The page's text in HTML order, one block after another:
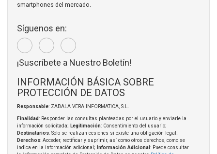
smartphones del mercado.
Síguenos en:
¡Suscríbete a Nuestro Boletín!
INFORMACIÓN BÁSICA SOBRE
PROTECCIÓN DE DATOS
Responsable: ZABALA VERA INFORMATICA, S.L.
Finalidad: Responder las consultas planteadas por el usuario y enviarle la
información solicitada; Legitimación: Consentimiento del usuario;
Destinatarios: Solo se realizan cesiones si existe una obligación legal;
Derechos: Acceder, rectificar y suprimir, así como otros derechos, como se
indica en la información adicional;
Información Adicional : Puede consultar